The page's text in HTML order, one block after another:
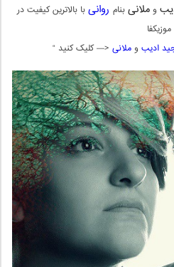
وملانیبنام روانیبا بالاترین کیفیت در
موزیکفا
ادیب وملانی <— کلیک کنید “